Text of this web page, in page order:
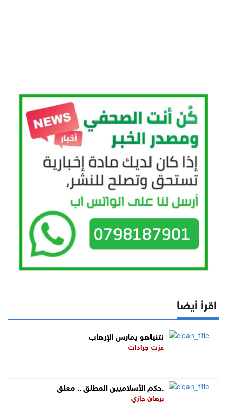
اقرأ أيضا
نتنياهو يمارس الإرهاب
عزت جرادات
حكم الأسلاميين المطلق .. معلق.
برهان جازي